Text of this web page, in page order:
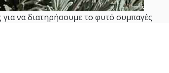
να διατηρήσουμε το φυτό συμπαγές